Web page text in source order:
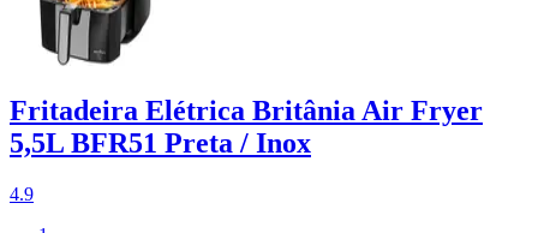
Fritadeira Elétrica Britânia Air Fryer
5,5L BFR51 Preta / Inox
4.9